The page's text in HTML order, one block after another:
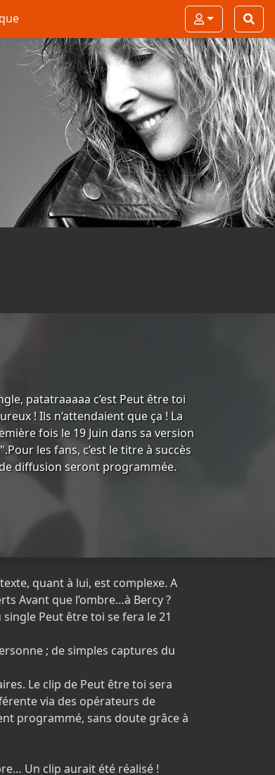
patatraaaaa c’est Peut être toi
! Ils n’attendaient que ça ! La
fois le 19 Juin dans sa version
les fans, c’est le titre à succès
diffusion seront programmée.
quant à lui, est complexe. A
Avant que l’ombre…à Bercy ?
Peut être toi se fera le 21
; de simples captures du
Le clip de Peut être toi sera
via des opérateurs de
programmé, sans doute grâce à
Un clip aurait été réalisé !